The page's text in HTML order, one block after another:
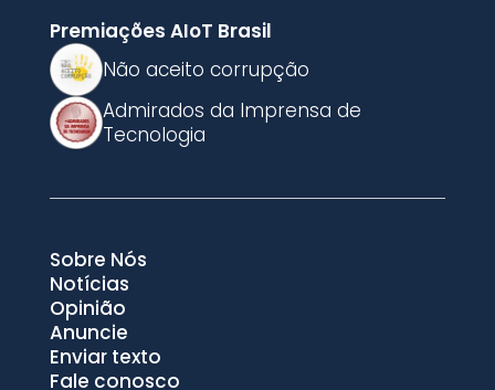
Premiações AIoT Brasil
Não aceito corrupção
Admirados da Imprensa de
Tecnologia
Sobre Nós
Notícias
Opinião
Anuncie
Enviar texto
Fale conosco